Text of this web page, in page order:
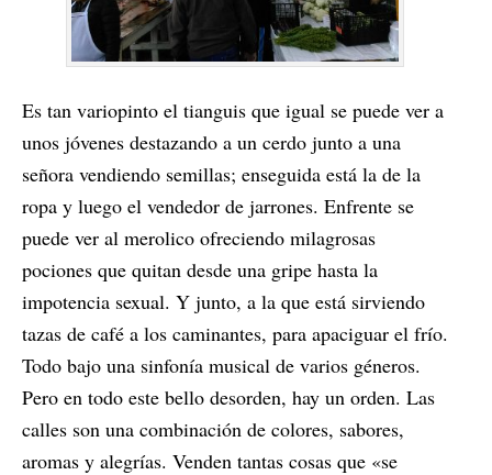
Es tan variopinto el tianguis que igual se puede ver a
unos jóvenes destazando a un cerdo junto a una
señora vendiendo semillas; enseguida está la de la
ropa y luego el vendedor de jarrones. Enfrente se
puede ver al merolico ofreciendo milagrosas
pociones que quitan desde una gripe hasta la
impotencia sexual. Y junto, a la que está sirviendo
tazas de café a los caminantes, para apaciguar el frío.
Todo bajo una sinfonía musical de varios géneros.
Pero en todo este bello desorden, hay un orden. Las
calles son una combinación de colores, sabores,
aromas y alegrías. Venden tantas cosas que «se